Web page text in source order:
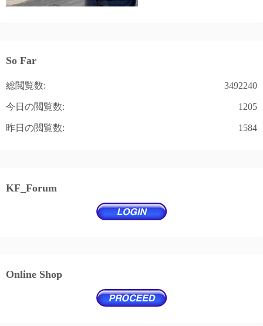
So Far
3492240
総閲覧数:
1205
今日の閲覧数:
1584
昨日の閲覧数:
KF_Forum
Online Shop